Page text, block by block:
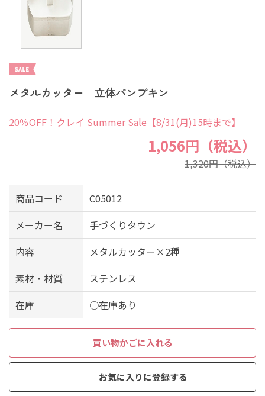
メタルカッター 立体パンプキン
20％OFF！クレイ Summer Sale【8/31(月)15時まで】
1,056円（税込）
1,320円（税込）
商品コード
C05012
メーカー名
手づくりタウン
内容
メタルカッター×2種
素材・材質
ステンレス
在庫
○在庫あり
買い物かごに入れる
お気に入りに登録する